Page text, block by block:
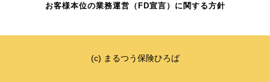
お客様本位の業務運営（FD宣言）に関する方針
(c) まるつう保険ひろば